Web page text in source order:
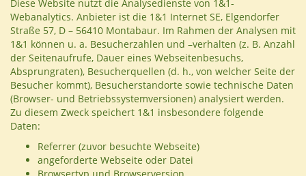
Diese Website nutzt die Analysedienste von 1&1-
Webanalytics. Anbieter ist die 1&1 Internet SE, Elgendorfer
Straße 57, D – 56410 Montabaur. Im Rahmen der Analysen mit
1&1 können u. a. Besucherzahlen und –verhalten (z. B. Anzahl
der Seitenaufrufe, Dauer eines Webseitenbesuchs,
Absprungraten), Besucherquellen (d. h., von welcher Seite der
Besucher kommt), Besucherstandorte sowie technische Daten
(Browser- und Betriebssystemversionen) analysiert werden.
Zu diesem Zweck speichert 1&1 insbesondere folgende
Daten:
Referrer (zuvor besuchte Webseite)
angeforderte Webseite oder Datei